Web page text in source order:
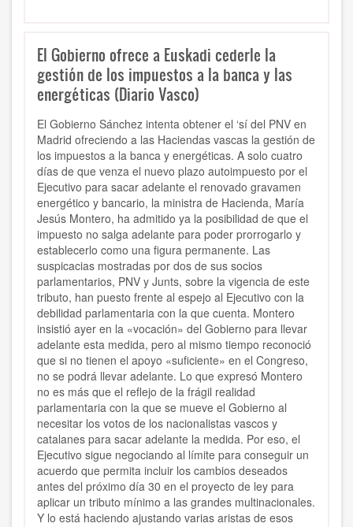
El Gobierno ofrece a Euskadi cederle la
gestión de los impuestos a la banca y las
energéticas (Diario Vasco)
El Gobierno Sánchez intenta obtener el ‘sí del PNV en
Madrid ofreciendo a las Haciendas vascas la gestión de
los impuestos a la banca y energéticas. A solo cuatro
días de que venza el nuevo plazo autoimpuesto por el
Ejecutivo para sacar adelante el renovado gravamen
energético y bancario, la ministra de Hacienda, María
Jesús Montero, ha admitido ya la posibilidad de que el
impuesto no salga adelante para poder prorrogarlo y
establecerlo como una figura permanente. Las
suspicacias mostradas por dos de sus socios
parlamentarios, PNV y Junts, sobre la vigencia de este
tributo, han puesto frente al espejo al Ejecutivo con la
debilidad parlamentaria con la que cuenta. Montero
insistió ayer en la «vocación» del Gobierno para llevar
adelante esta medida, pero al mismo tiempo reconoció
que si no tienen el apoyo «suficiente» en el Congreso,
no se podrá llevar adelante. Lo que expresó Montero
no es más que el reflejo de la frágil realidad
parlamentaria con la que se mueve el Gobierno al
necesitar los votos de los nacionalistas vascos y
catalanes para sacar adelante la medida. Por eso, el
Ejecutivo sigue negociando al límite para conseguir un
acuerdo que permita incluir los cambios deseados
antes del próximo día 30 en el proyecto de ley para
aplicar un tributo mínimo a las grandes multinacionales.
Y lo está haciendo ajustando varias aristas de esos